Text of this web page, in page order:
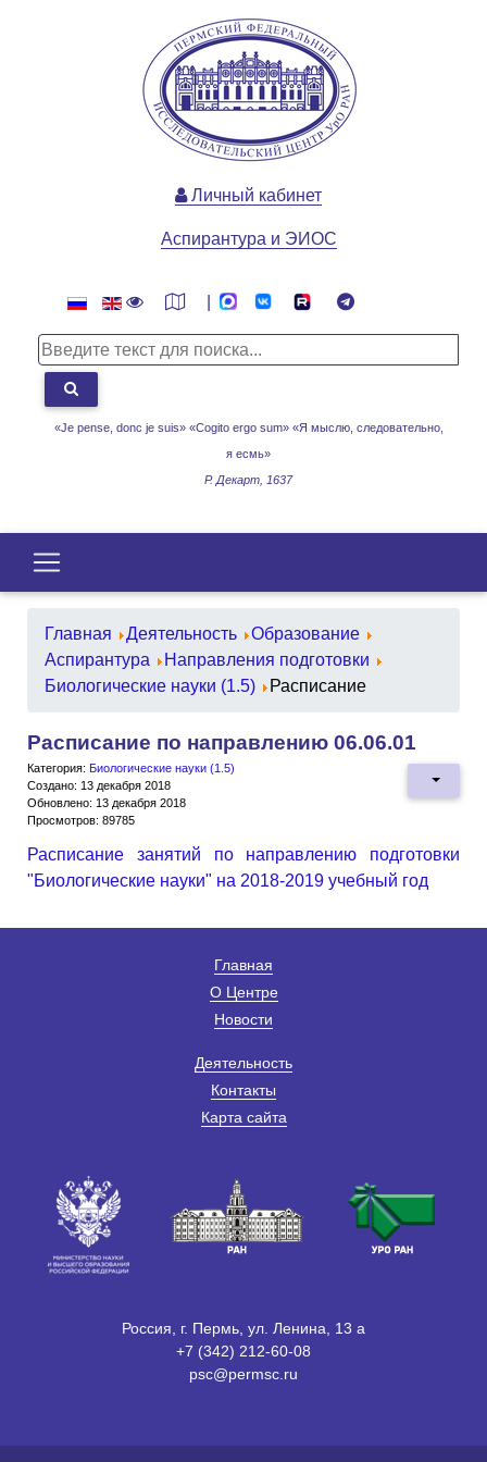
«Je pense, donc je suis» «Cogito ergo sum» «Я мыслю, следовательно,
я есмь»
Р. Декарт, 1637
Личный кабинет
Аспирантура и ЭИОС
Главная Деятельность
Образование
Аспирантура
Направления подготовки
Биологические науки (1.5)
Расписание
Расписание по направлению 06.06.01
Категория: Биологические науки (1.5)
Создано: 13 декабря 2018
Обновлено: 13 декабря 2018
Просмотров: 89785
Расписание занятий по направлению подготовки
"Биологические науки" на 2018-2019 учебный год
Главная
О Центре
Новости
Деятельность
Контакты
Карта сайта
Россия, г. Пермь, ул. Ленина, 13 а
+7 (342) 212-60-08
psc@permsc.ru